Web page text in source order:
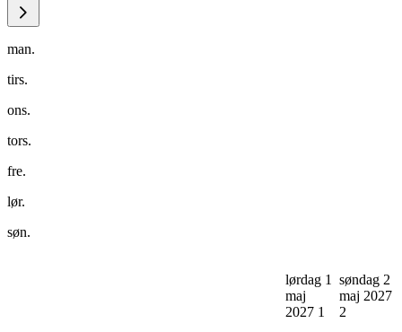
man.
tirs.
ons.
tors.
fre.
lør.
søn.
lørdag 1
maj
2027 1
søndag 2
maj 2027
2